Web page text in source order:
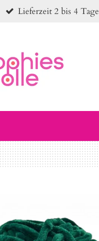
Lieferzeit 2 bis 4 Tage